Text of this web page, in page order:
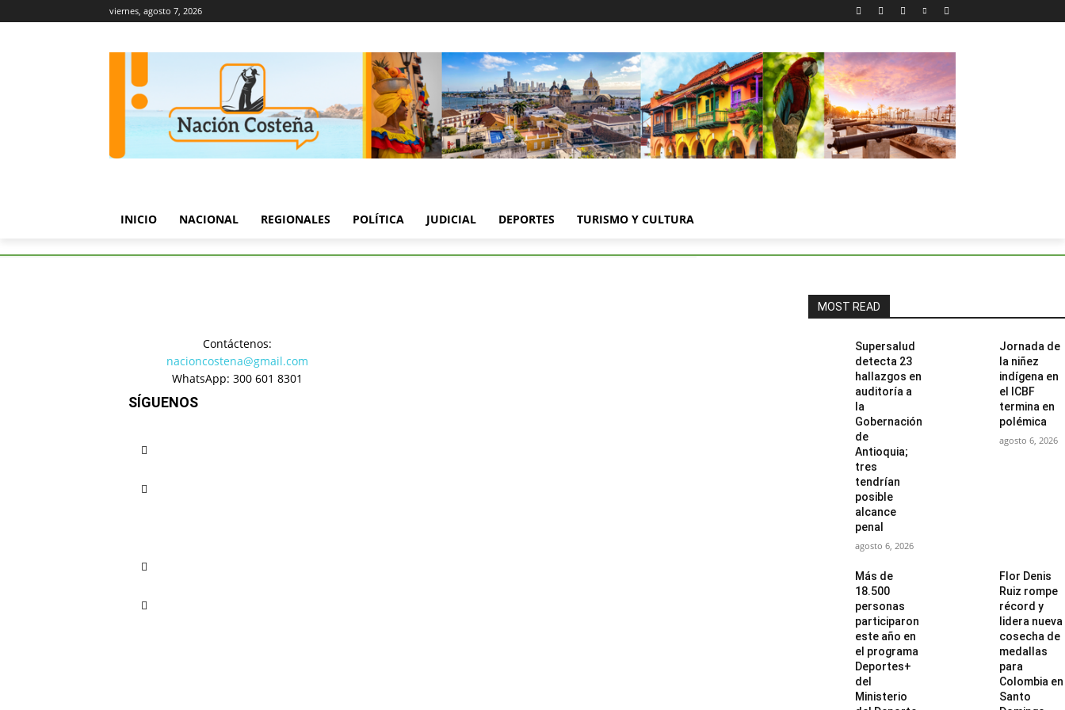
viernes, agosto 7, 2026
INICIO NACIONAL REGIONALES POLÍTICA JUDICIAL DEPORTES TURISMO Y CULTURA
MOST READ
Supersalud
detecta 23
hallazgos en
auditoría a
la
Gobernación
de
Antioquia;
tres
tendrían
posible
alcance
penal
agosto 6, 2026
Jornada de
la niñez
indígena en
el ICBF
termina en
polémica
agosto 6, 2026
Más de
18.500
personas
participaron
este año en
el programa
Deportes+
del
Ministerio
Flor Denis
Ruiz rompe
récord y
lidera nueva
cosecha de
medallas
para
Colombia en
Santo
Contáctenos:
nacioncostena@gmail.com
WhatsApp: 300 601 8301
SÍGUENOS